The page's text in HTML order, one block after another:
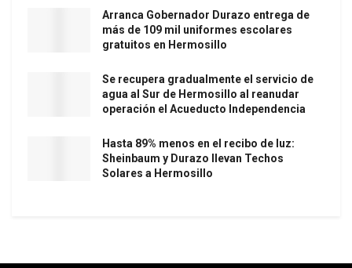
Arranca Gobernador Durazo entrega de
más de 109 mil uniformes escolares
gratuitos en Hermosillo
Se recupera gradualmente el servicio de
agua al Sur de Hermosillo al reanudar
operación el Acueducto Independencia
Hasta 89% menos en el recibo de luz:
Sheinbaum y Durazo llevan Techos
Solares a Hermosillo